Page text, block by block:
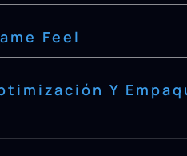
Feel
Y